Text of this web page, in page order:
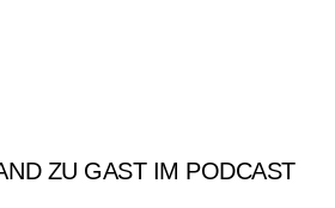
ZU GAST IM PODCAST